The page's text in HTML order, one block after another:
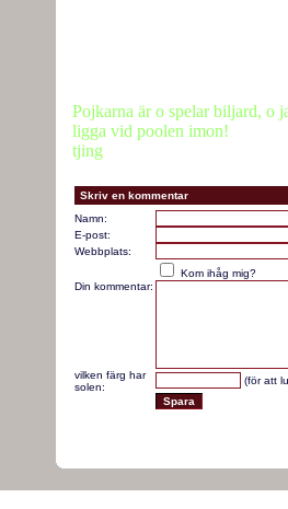
Pojkarna är o spelar biljard, o
ligga vid poolen imon!
tjing
Skriv en kommentar
Namn:
E-post:
Webbplats:
Kom ihåg mig?
Din kommentar:
vilken färg har
solen:
(för att